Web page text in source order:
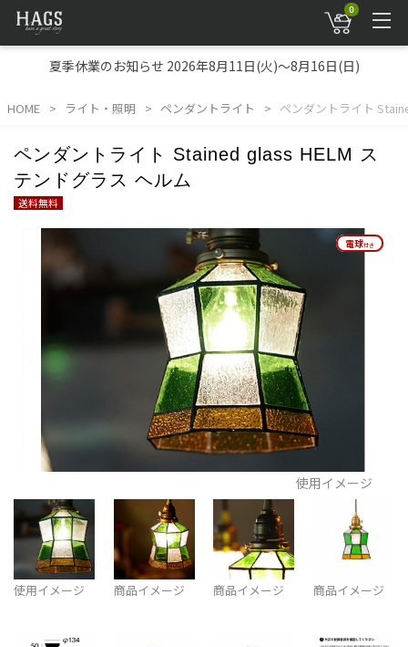
0
夏季休業のお知らせ 2026年8月11日(火)～8月16日(日)
HOME ライト・照明 ペンダントライト ペンダントライト
ペンダントライト Stained glass HELM ス
テンドグラス ヘルム
送料無料
電球付き
電球付き
使用イメージ
使用イメージ 商品イメージ 商品イメージ 商品イメージ